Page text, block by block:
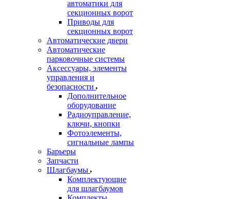
автоматики для
секционных ворот
Приводы для
секционных ворот
Автоматические двери
Автоматические
парковочные системы
Аксессуары, элементы
управления и
безопасности
Дополнительное
оборудование
Радиоуправление,
ключи, кнопки
Фотоэлементы,
сигнальные лампы
Барьеры
Запчасти
Шлагбаумы
Комплектующие
для шлагбаумов